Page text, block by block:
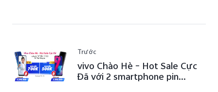
Trước
vivo Chào Hè – Hot Sale Cực
Đã với 2 smartphone pin